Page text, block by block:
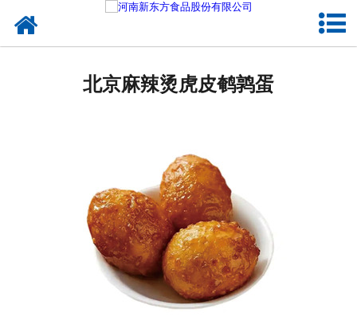
北京调味品
北京鸡蛋壳粉
北京新东方食品
北京食品代加工
北京麻辣烫虎皮鹌鹑蛋